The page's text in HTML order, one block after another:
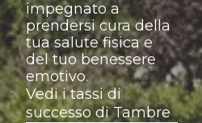
impegnato a
prendersi cura della
tua salute fisica e
del tuo benessere
emotivo.
Vedi i tassi di
successo di Tambre